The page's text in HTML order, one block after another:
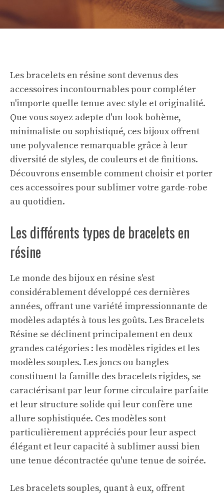
Les bracelets en résine sont devenus des
accessoires incontournables pour compléter
n'importe quelle tenue avec style et originalité.
Que vous soyez adepte d'un look bohème,
minimaliste ou sophistiqué, ces bijoux offrent
une polyvalence remarquable grâce à leur
diversité de styles, de couleurs et de finitions.
Découvrons ensemble comment choisir et porter
ces accessoires pour sublimer votre garde-robe
au quotidien.
Les différents types de bracelets en
résine
Le monde des bijoux en résine s'est
considérablement développé ces dernières
années, offrant une variété impressionnante de
modèles adaptés à tous les goûts. LesBracelets
Résine se déclinent principalement en deux
grandes catégories : les modèles rigides et les
modèles souples. Les joncs ou bangles
constituent la famille des bracelets rigides, se
caractérisant par leur forme circulaire parfaite
et leur structure solide qui leur confère une
allure sophistiquée. Ces modèles sont
particulièrement appréciés pour leur aspect
élégant et leur capacité à sublimer aussi bien
une tenue décontractée qu'une tenue de soirée.
Les bracelets souples, quant à eux, offrent